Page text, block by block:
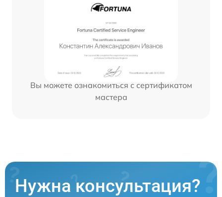
Вы можете ознакомиться с сертификатом
мастера
Нужна консультация?